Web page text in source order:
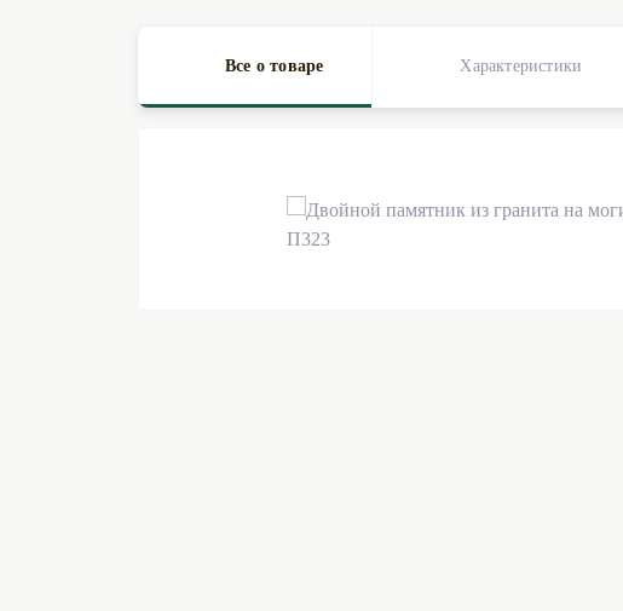
Все о товаре Характеристики